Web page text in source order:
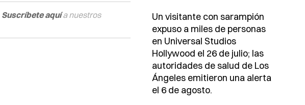
Suscríbete aquía nuestros
Un visitante con sarampión
expuso a miles de personas
en Universal Studios
Hollywood el 26 de julio; las
autoridades de salud de Los
Ángeles emitieron una alerta
el 6 de agosto.